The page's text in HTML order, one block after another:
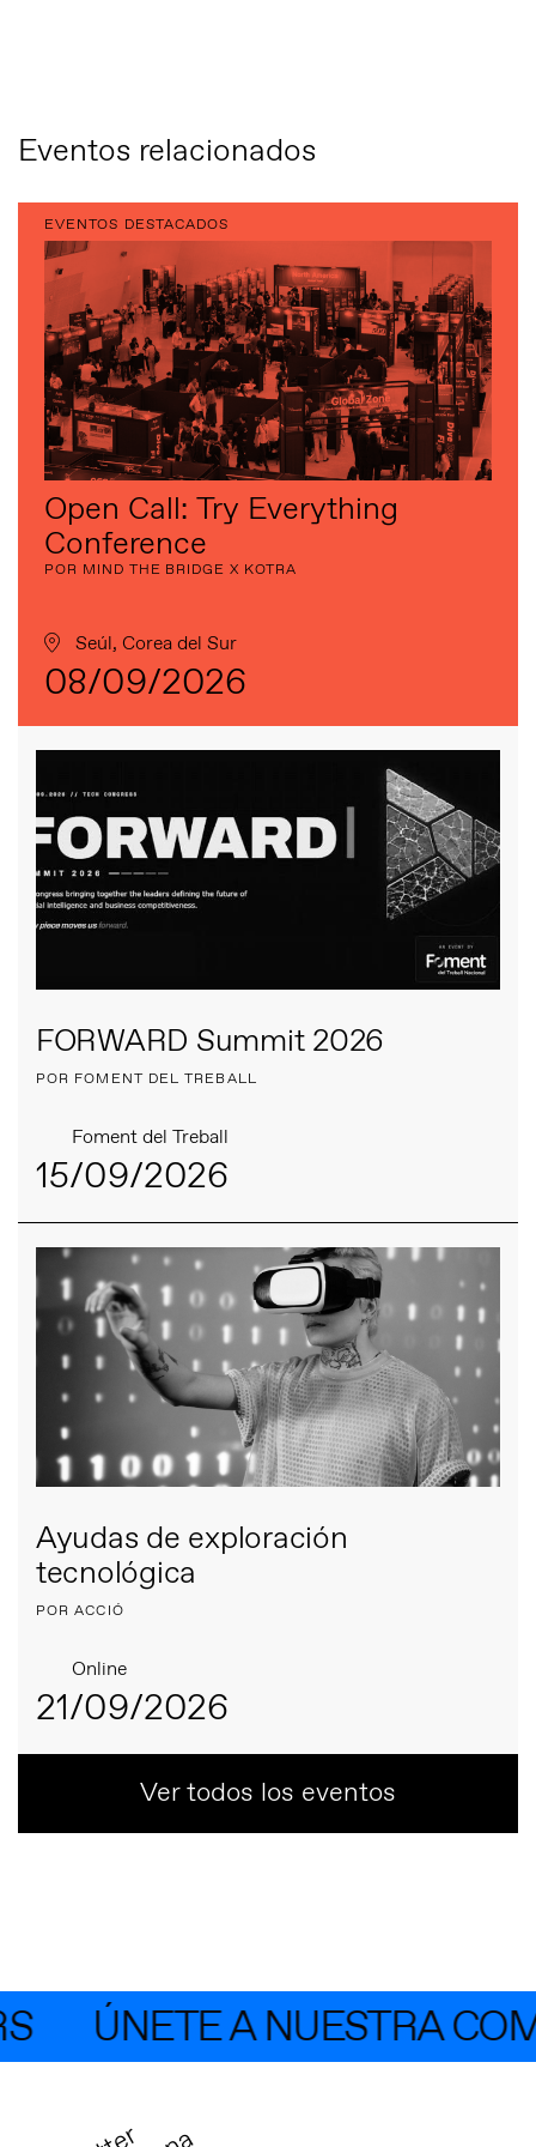
Eventos relacionados
EVENTOS DESTACADOS
Open Call: Try Everything
Conference
POR MIND THE BRIDGE X KOTRA
Seúl, Corea del Sur
08/09/2026
FORWARD Summit 2026
POR FOMENT DEL TREBALL
Foment del Treball
15/09/2026
Ayudas de exploración
tecnológica
POR ACCIÓ
Online
21/09/2026
Ver todos los eventos
ÚNETE A NUESTRA